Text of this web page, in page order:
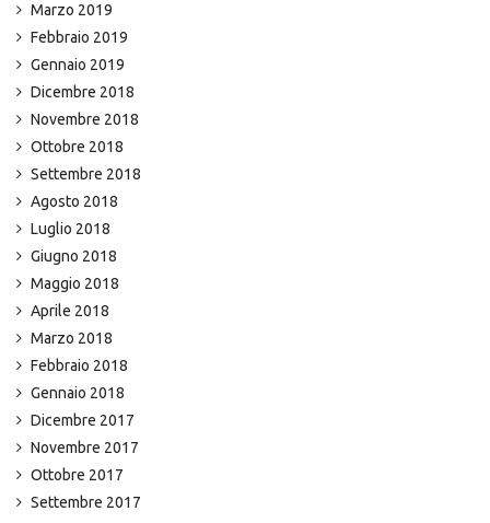
Marzo 2019
Febbraio 2019
Gennaio 2019
Dicembre 2018
Novembre 2018
Ottobre 2018
Settembre 2018
Agosto 2018
Luglio 2018
Giugno 2018
Maggio 2018
Aprile 2018
Marzo 2018
Febbraio 2018
Gennaio 2018
Dicembre 2017
Novembre 2017
Ottobre 2017
Settembre 2017